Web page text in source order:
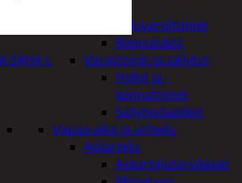
Palovaroittimet
Riippulukot
Varastointi ja säilytys
Hyllyt ja -
kannattimet
Säilytyslaatikot
Vapaa-aika ja urheilu
Askartelu
Askartelutarvikkeet
SAHA L